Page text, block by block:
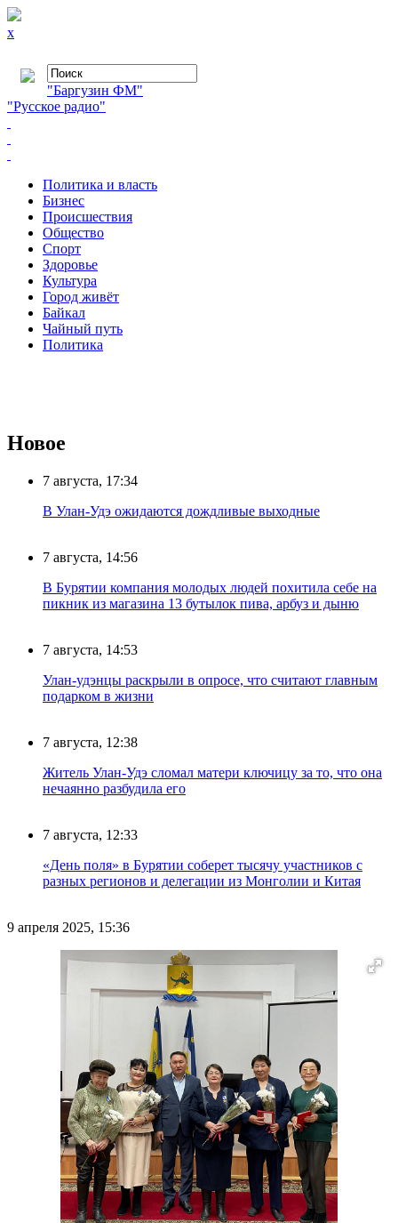
x
"Баргузин ФМ"
"Русское радио"
Политика и власть
Бизнес
Происшествия
Общество
Cпорт
Здоровье
Культура
Город живёт
Байкал
Чайный путь
Политика
Новое
7 августа, 17:34
В Улан-Удэ ожидаются дождливые выходные
7 августа, 14:56
В Бурятии компания молодых людей похитила себе на
пикник из магазина 13 бутылок пива, арбуз и дыню
7 августа, 14:53
Улан-удэнцы раскрыли в опросе, что считают главным
подарком в жизни
7 августа, 12:38
Житель Улан-Удэ сломал матери ключицу за то, что она
нечаянно разбудила его
7 августа, 12:33
«День поля» в Бурятии соберет тысячу участников с
разных регионов и делегации из Монголии и Китая
9 апреля 2025, 15:36